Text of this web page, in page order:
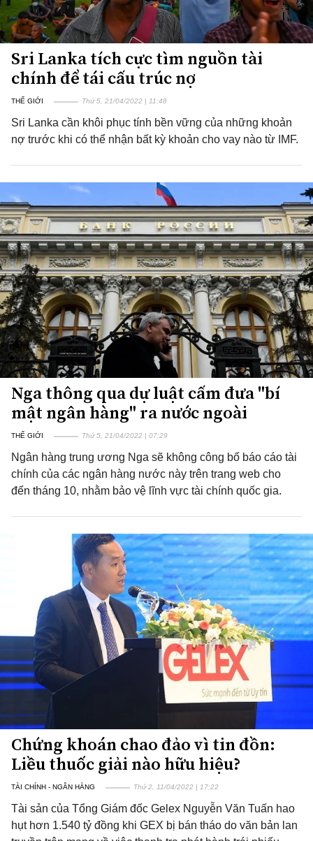
Sri Lanka tích cực tìm nguồn tài
chính để tái cấu trúc nợ
THẾ GIỚI Thứ 5, 21/04/2022 | 11:48
Sri Lanka cần khôi phục tính bền vững của những khoản
nợ trước khi có thể nhận bất kỳ khoản cho vay nào từ IMF.
Nga thông qua dự luật cấm đưa "bí
mật ngân hàng" ra nước ngoài
THẾ GIỚI Thứ 5, 21/04/2022 | 07:29
Ngân hàng trung ương Nga sẽ không công bố báo cáo tài
chính của các ngân hàng nước này trên trang web cho
đến tháng 10, nhằm bảo vệ lĩnh vực tài chính quốc gia.
Chứng khoán chao đảo vì tin đồn:
Liều thuốc giải nào hữu hiệu?
TÀI CHÍNH - NGÂN HÀNG Thứ 2, 11/04/2022 | 17:22
Tài sản của Tổng Giám đốc Gelex Nguyễn Văn Tuấn hao
hụt hơn 1.540 tỷ đồng khi GEX bị bán tháo do văn bản lan